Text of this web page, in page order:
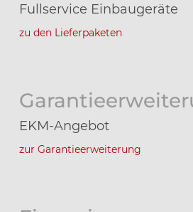
Fullservice Einbaugeräte
zu den Lieferpaketen
EKM-Angebot
zur Garantieerweiterung